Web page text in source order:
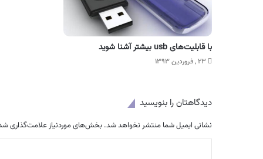
با قابلیت‌های usb بیشتر آشنا شوید
۲۳ , فروردین ۱۳۹۳
دیدگاهتان را بنویسید
نشانی ایمیل شما منتشر نخواهد شد. بخش‌های موردنیاز علامت‌گذاری